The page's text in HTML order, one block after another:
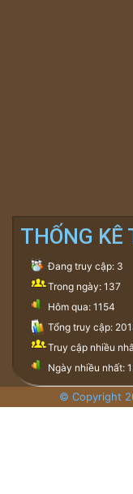
THỐNG KÊ
Đang truy cập: 3
Trong ngày: 137
Hôm qua: 1154
Tổng truy cập:
Truy cập nhiều
Ngày nhiều nhất:
© Copyright